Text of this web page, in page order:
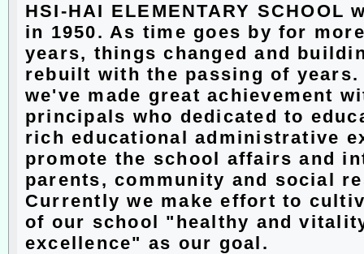
HSI-HAI ELEMENTARY SCHOOL
in 1950. As time goes by for
years, things changed and
rebuilt with the passing of years.
we've made great achievement
principals who dedicated to
rich educational administrative
promote the school affairs and
parents, community and social
Currently we make effort to
of our school "healthy and
excellence" as our goal.